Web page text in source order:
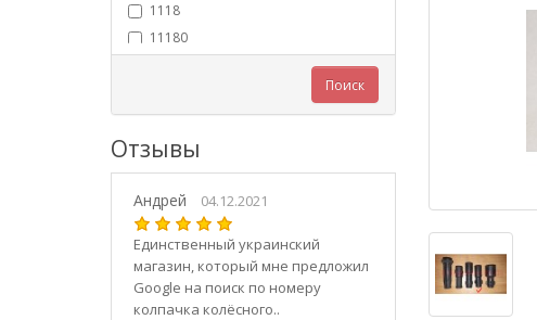
1118
11180
11186
1119
11190
11194
2101
21010
2102
21020
Поиск
Отзывы
Андрей 04.12.2021
Единственный украинский
магазин, который мне предложил
Google на поиск по номеру
колпачка колёсного..